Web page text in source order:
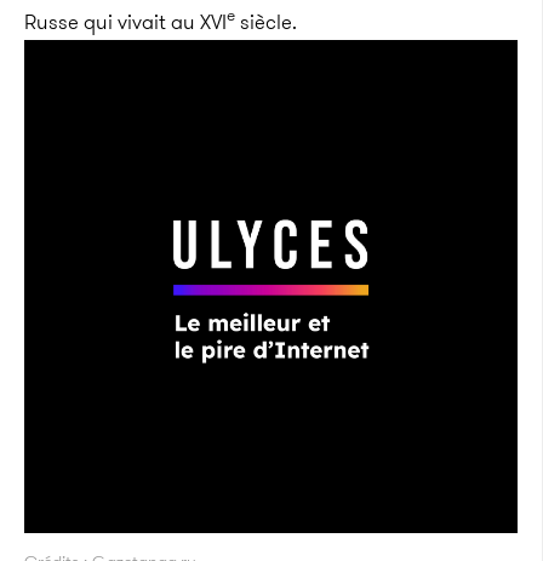
Russe qui vivait au XVIe siècle.